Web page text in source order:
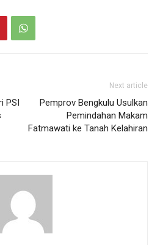
PSI
Next article
Pemprov Bengkulu Usulkan
Pemindahan Makam
Fatmawati ke Tanah Kelahiran